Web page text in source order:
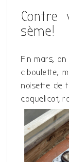
Contre
sème!
Fin mars,
ciboulette,
noisette de
coquelicot,